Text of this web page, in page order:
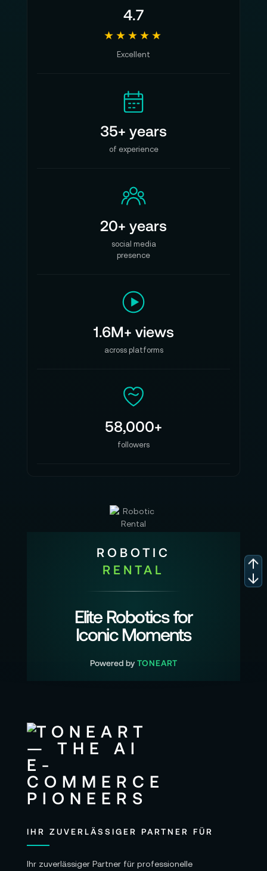
4.7
★★★★★
Excellent
35+ years
of experience
20+ years
social media
presence
1.6M+ views
across platforms
58,000+
followers
ROBOTIC
RENTAL
Elite Robotics for
Iconic Moments
Powered by TONEART
IHR ZUVERLÄSSIGER PARTNER FÜR
Ihr zuverlässiger Partner für professionelle